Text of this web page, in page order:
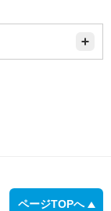
ページTOPへ